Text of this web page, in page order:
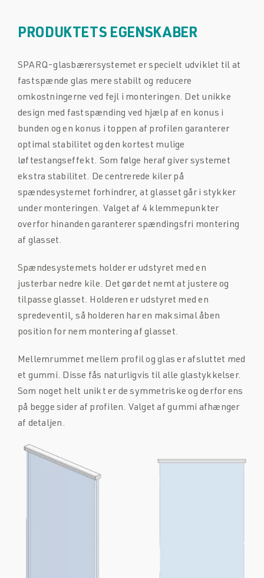
PRODUKTETS EGENSKABER
SPARQ-glasbærersystemet er specielt udviklet til at
fastspænde glas mere stabilt og reducere
omkostningerne ved fejl i monteringen. Det unikke
design med fastspænding ved hjælp af en konus i
bunden og en konus i toppen af profilen garanterer
optimal stabilitet og den kortest mulige
løftestangseffekt. Som følge heraf giver systemet
ekstra stabilitet. De centrerede kiler på
spændesystemet forhindrer, at glasset går i stykker
under monteringen. Valget af 4 klemmepunkter
overfor hinanden garanterer spændingsfri montering
af glasset.
Spændesystemets holder er udstyret med en
justerbar nedre kile. Det gør det nemt at justere og
tilpasse glasset. Holderen er udstyret med en
spredeventil, så holderen har en maksimal åben
position for nem montering af glasset.
Mellemrummet mellem profil og glas er afsluttet med
et gummi. Disse fås naturligvis til alle glastykkelser.
Som noget helt unikt er de symmetriske og derfor ens
på begge sider af profilen. Valget af gummi afhænger
af detaljen.